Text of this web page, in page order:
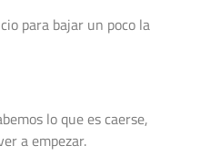
para bajar un poco la
lo que es caerse,
a empezar.